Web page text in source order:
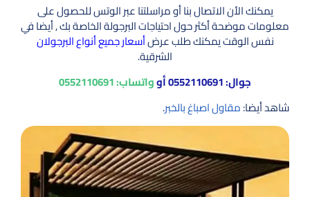
يمكنك الأن الاتصال بنا أو مراسلتنا عبر الوتس للحصول على
معلومات موضحة أكثر حول احتياجات البرجولة الخاصة بك , أيضا في
نفس الوقت يمكنك طلب عرضأسعار جميع أنواع البرجولان
الشرقية.
جوال:0552110691أوواتساب:0552110691
شاهد أيضا:مقاول اصباغ بالخبر.